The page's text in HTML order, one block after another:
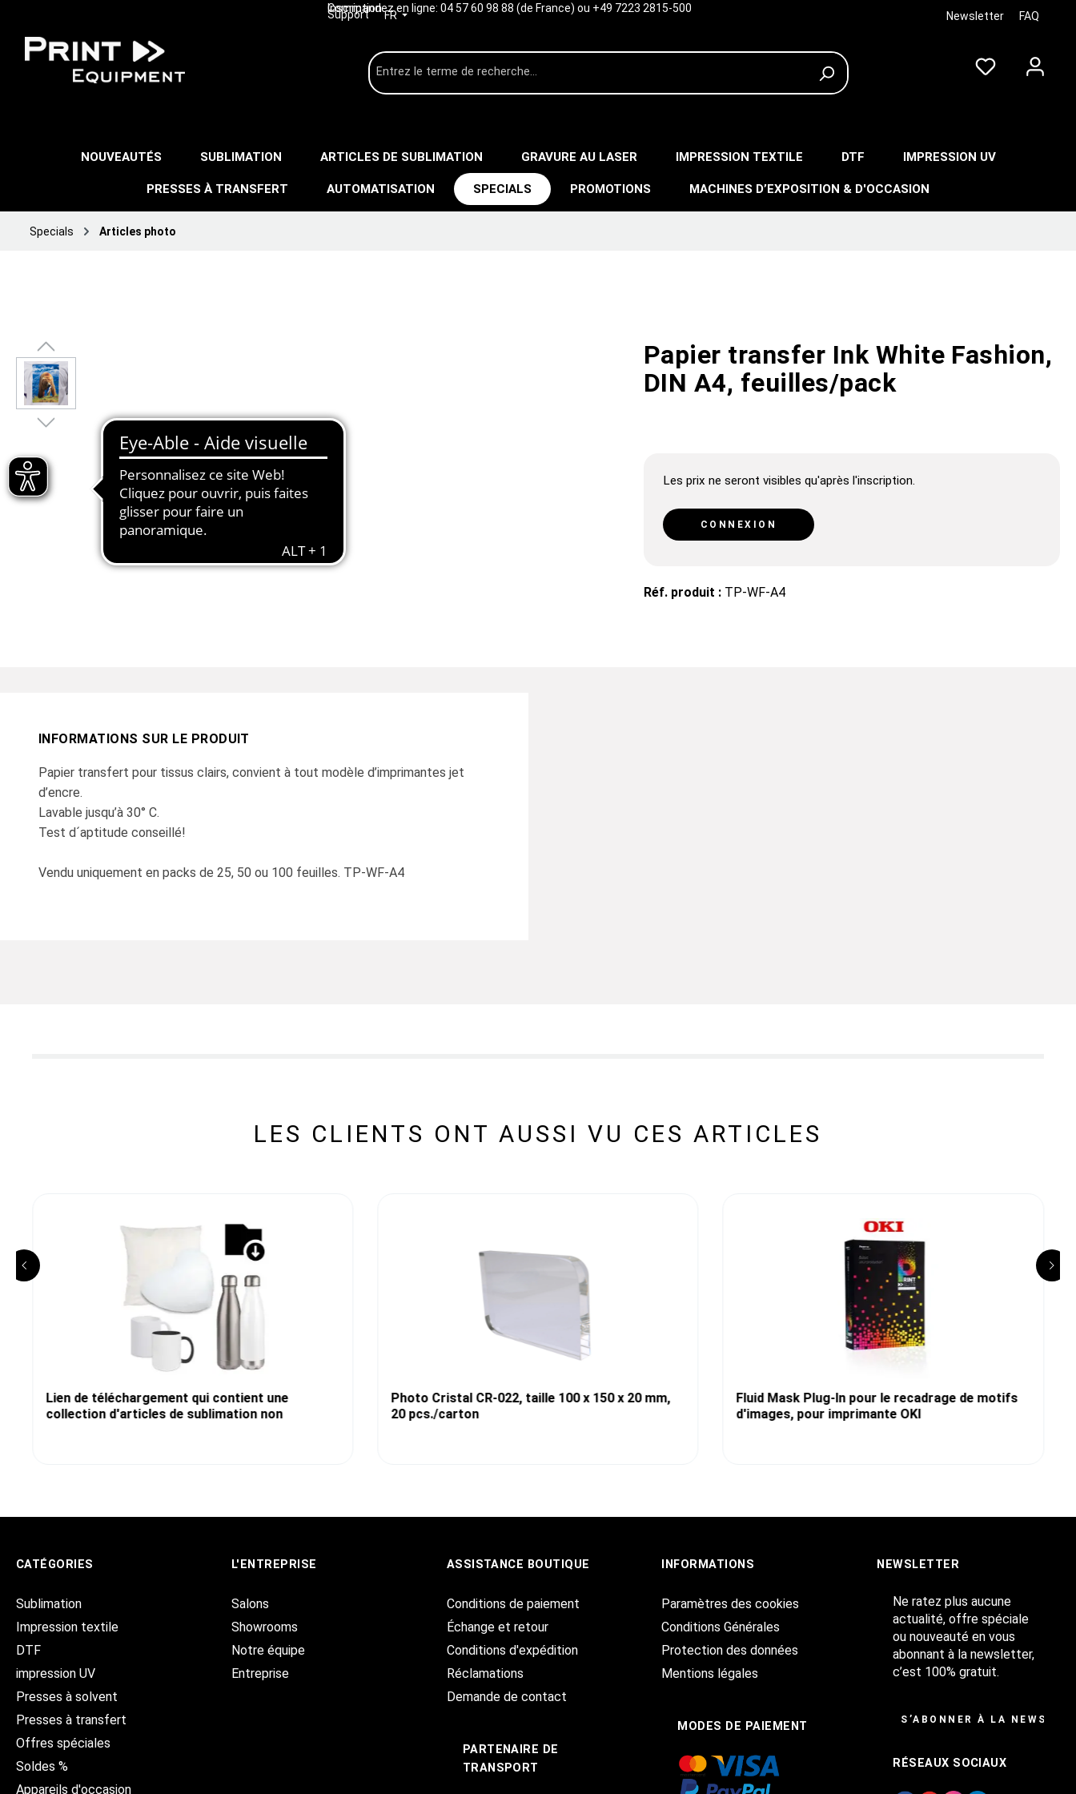
Inscription
Commandez en ligne: 04 57 60 98 88 (de France) ou +49 7223 2815-500
Support FR Newsletter FAQ
NOUVEAUTÉS SUBLIMATION ARTICLES DE SUBLIMATION GRAVURE AU LASER IMPRESSION TEXTILE DTF IMPRESSION UV
PRESSES À TRANSFERT AUTOMATISATION SPECIALS PROMOTIONS MACHINES D’EXPOSITION & D'OCCASION
Specials Articles photo
Papier transfer Ink White Fashion,
DIN A4, feuilles/pack
Les prix ne seront visibles qu'après l'inscription.
CONNEXION
Réf. produit : TP-WF-A4
INFORMATIONS SUR LE PRODUIT
Papier transfert pour tissus clairs, convient à tout modèle d’imprimantes jet
d’encre.
Lavable jusqu’à 30° C.
Test d´aptitude conseillé!
Vendu uniquement en packs de 25, 50 ou 100 feuilles. TP-WF-A4
LES CLIENTS ONT AUSSI VU CES ARTICLES
Lien de téléchargement qui contient une
collection d'articles de sublimation non
Photo Cristal CR-022, taille 100 x 150 x 20 mm,
20 pcs./carton
Fluid Mask Plug-In pour le recadrage de motifs
d'images, pour imprimante OKI
CATÉGORIES
Sublimation
Impression textile
DTF
impression UV
Presses à solvent
Presses à transfert
Offres spéciales
Soldes %
Appareils d'occasion
L'ENTREPRISE
Salons
Showrooms
Notre équipe
Entreprise
ASSISTANCE BOUTIQUE
Conditions de paiement
Échange et retour
Conditions d'expédition
Réclamations
Demande de contact
PARTENAIRE DE
TRANSPORT
INFORMATIONS
Paramètres des cookies
Conditions Générales
Protection des données
Mentions légales
MODES DE PAIEMENT
NEWSLETTER
Ne ratez plus aucune
actualité, offre spéciale
ou nouveauté en vous
abonnant à la newsletter,
c’est 100% gratuit.
S’ABONNER À LA
RÉSEAUX SOCIAUX